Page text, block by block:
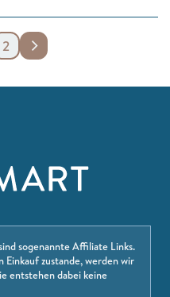
2
sogenannte Affiliate Links.
Einkauf zustande, werden wir
entstehen dabei keine